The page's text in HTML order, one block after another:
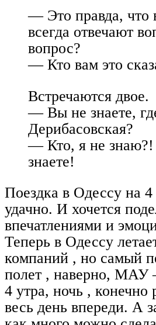
— Это правда, что
всегда отвечают
вопрос?
— Кто вам это
Встречаются двое.
— Вы не знаете,
Дерибасовская?
— Кто, я не
знаете!
Поездка в Одессу на
удачно. И хочется
впечатлениями и
Теперь в Одессу
компаний , но самый
полет , наверно, МАУ
4 утра, ночь , конечно
весь день впереди. А